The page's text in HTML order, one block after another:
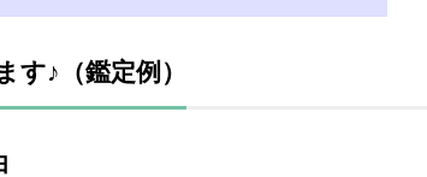
す♪（鑑定例）